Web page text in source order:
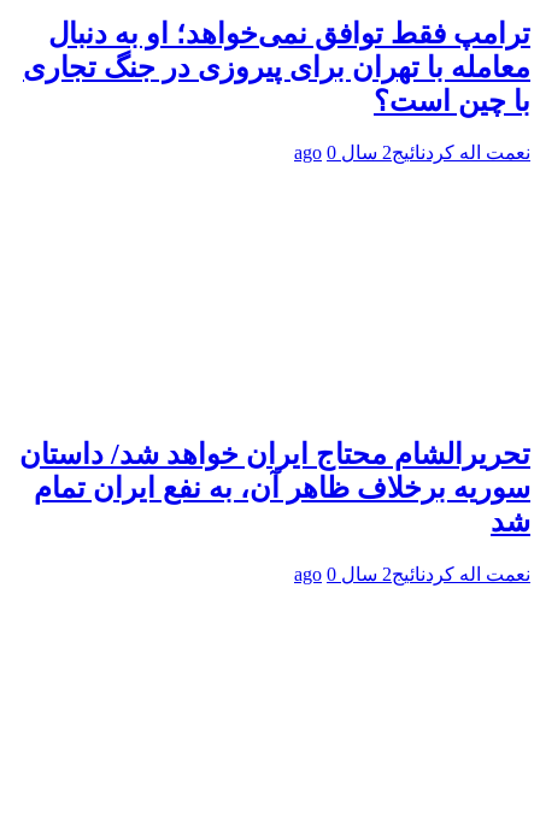
ترامپ فقط توافق نمی‌خواهد؛ او به دنبال
معامله با تهران برای پیروزی در جنگ تجاری
با چین است؟
نعمت اله کردنائیج2 سال ago 0
تحریرالشام محتاج ایران خواهد شد/ داستان
سوریه برخلاف ظاهر آن، به نفع ایران تمام
شد
نعمت اله کردنائیج2 سال ago 0